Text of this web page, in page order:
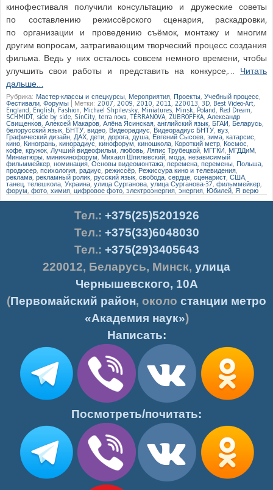
кинофестиваля получили консультацию и дружеские советы
по составлению режиссёрского сценария, раскадровки,
по организации и проведению съёмок, монтажу и многим
другим вопросам, затрагивающим творческий процесс создания
фильма. Ведь у них осталось совсем немного времени, чтобы
улучшить свои работы и представить на конкурсе,… Читать
дальше…
Рубрика: Мастер-классы и спецкурсы Мероприятия Проекты Учебный процесс
Фестивали Форумы Метки: 2007, 2009 2010 2011 220013 ,3D Best Video-Art
England English ,Fashion Michael Shpilevsky Miniatures Minsk Poland Red Dream
SCHMIDT side by side SinCity terra nova TERRANOVA ZUBROFFKA Александр
Свищенков Алексей Макаров Алёна Ясинская английский язык БГАИ Беларусь
белорусский язык БНТУ видео Видеорадиус Видеорадиус БНТУ вуз,
Графический дизайн ДАХ дети, дорога, душа, Евгений Сысоев зима, катарсис
кино Киногрань кинорадиус кинофорум ,киношкола Короткий метр ,Космос
кофе кружок Лучший видеофильм любовь Ляпис Трубецкой МГГКИ МГДДиМ
Миниатюры миникинофорум, Михаил Шпилевский мода независимый
фильммейкер номинация,Основы видеомонтажа ,перемена перемены Польша
продюсер психология радиус режиссёр Режиссура кино и телевидения
реклама, рекламный ролик, русский язык свобода, сердце сценарист США
танец телешкола Украина, улица Сурганова улица Сурганова-37, фильммейкер
форум фото химия ,цифровое фото, электроэнергия,энергия Юбилей Я верю
Тел.: +375(25)5201926
Тел.: +375(33)6048030
Тел.: +375(29)3405643
220012, Беларусь, Минск, улица
Чернышевского, 10А
(Первомайский район, около станции метро
«Академия наук»)
Написать:
Посмотреть/почитать: